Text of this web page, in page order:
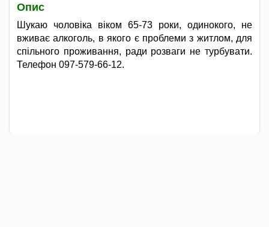
Опис
Шукаю чоловіка віком 65-73 роки, одинокого, не
вживає алкоголь, в якого є проблеми з житлом, для
спільного проживання, ради розваги не турбувати.
Телефон 097-579-66-12.